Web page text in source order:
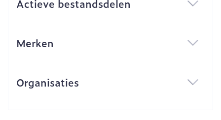
Actieve bestandsdelen
Merken
Organisaties